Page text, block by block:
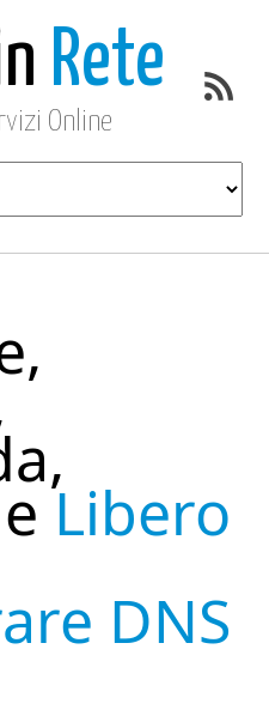
Rete
Online
eLibero
DNS